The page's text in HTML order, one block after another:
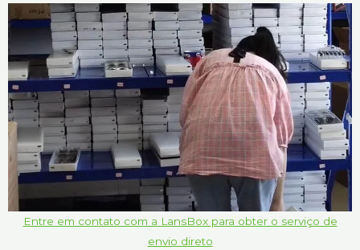
Entre em contato com a LansBox para obter o serviço de
envio direto